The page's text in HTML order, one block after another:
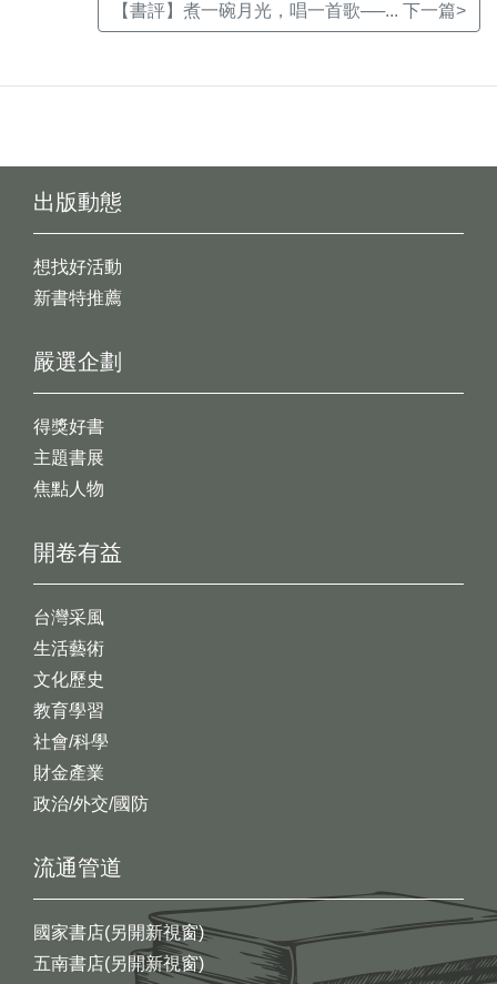
【書評】煮一碗月光，唱一首歌──... 下一篇>
出版動態
想找好活動
新書特推薦
開卷有益
台灣采風
生活藝術
文化歷史
教育學習
社會/科學
財金產業
政治/外交/國防
嚴選企劃
得獎好書
主題書展
焦點人物
流通管道
國家書店(另開新視窗)
五南書店(另開新視窗)